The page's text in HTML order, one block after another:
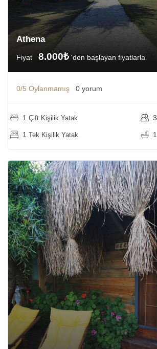
Athena
Fiyat 8.000₺ 'den başlayan fiyatlarla
0/5 Oylanmamış 0 yorum
1 Çift Kişilik Yatak
1 Tek Kişilik Yatak
3
1